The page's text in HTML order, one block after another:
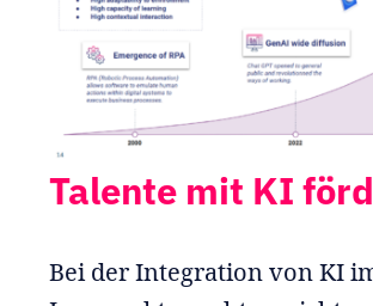
Talente mit KI
Bei der Integration von KI